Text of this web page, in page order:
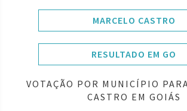
MARCELO CASTRO
RESULTADO EM GO
VOTAÇÃO POR MUNICÍPIO
CASTRO EM GOIÁS